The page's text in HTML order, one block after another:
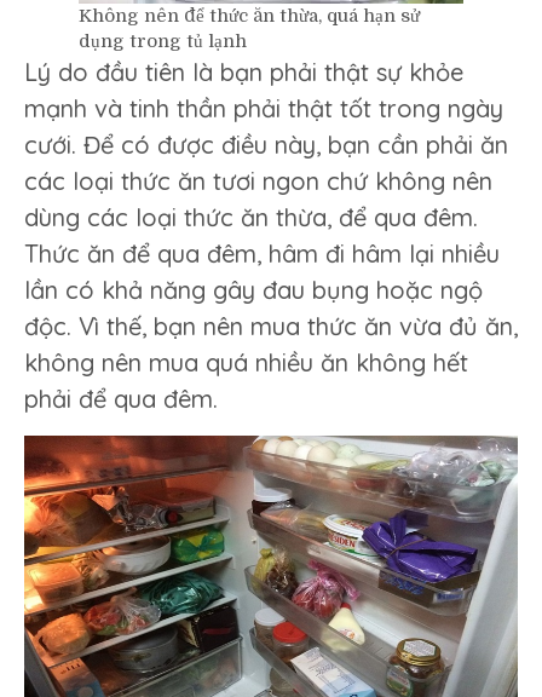
Không nên để thức ăn thừa, quá hạn sử
dụng trong tủ lạnh
Lý do đầu tiên là bạn phải thật sự khỏe
mạnh và tinh thần phải thật tốt trong ngày
cưới. Để có được điều này, bạn cần phải ăn
các loại thức ăn tươi ngon chứ không nên
dùng các loại thức ăn thừa, để qua đêm.
Thức ăn để qua đêm, hâm đi hâm lại nhiều
lần có khả năng gây đau bụng hoặc ngộ
độc. Vì thế, bạn nên mua thức ăn vừa đủ ăn,
không nên mua quá nhiều ăn không hết
phải để qua đêm.